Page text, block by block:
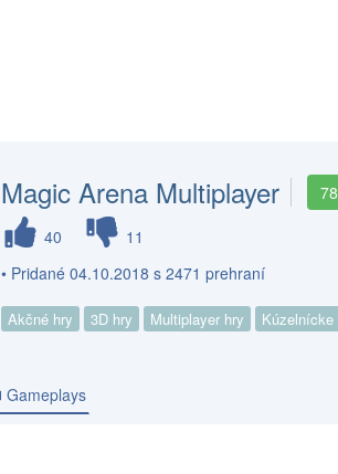
Magic Arena Multiplayer
40
11
• Pridané 04.10.2018 s 2471 prehraní
Akčné hry 3D hry Multiplayer hry Kúzelnícke
Gameplays